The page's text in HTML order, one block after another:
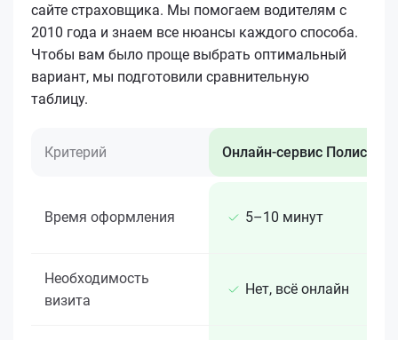
сайте страховщика. Мы помогаем водителям с
2010 года и знаем все нюансы каждого способа.
Чтобы вам было проще выбрать оптимальный
вариант, мы подготовили сравнительную
таблицу.
Критерий Онлайн-сервис Полис 812
Время оформления 5–10 минут
Необходимость
визита
Нет, всё онлайн